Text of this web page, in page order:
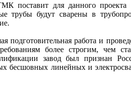
поставит для данного
трубы будут сварены в
подготовительная работа и
более строгим, чем
завод был признан
бесшовных линейных и